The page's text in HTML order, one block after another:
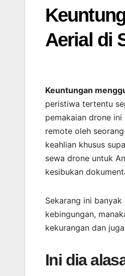
Aerial di
Keuntungan
peristiwa tertentu
pemakaian drone
remote oleh
keahlian khusus
sewa drone untuk
kesibukan
Sekarang ini
kebingungan,
kekurangan dan
Ini dia